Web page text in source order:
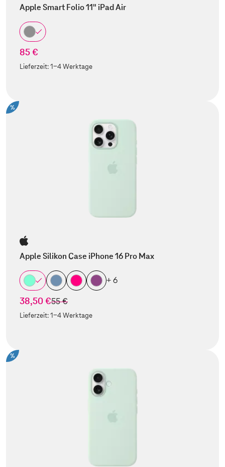
Apple Smart Folio 11" iPad Air
85 €
Lieferzeit:1-4 Werktage
%
Apple Silikon Case iPhone 16 Pro Max
+ 6
38,50 €statt
55 €
Lieferzeit:1-4 Werktage
%